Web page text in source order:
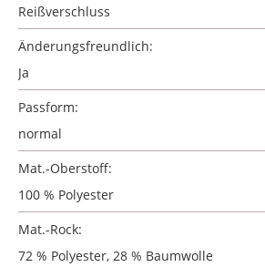
Reißverschluss
Änderungsfreundlich:
Ja
Passform:
normal
Mat.-Oberstoff:
100 % Polyester
Mat.-Rock:
72 % Polyester, 28 % Baumwolle